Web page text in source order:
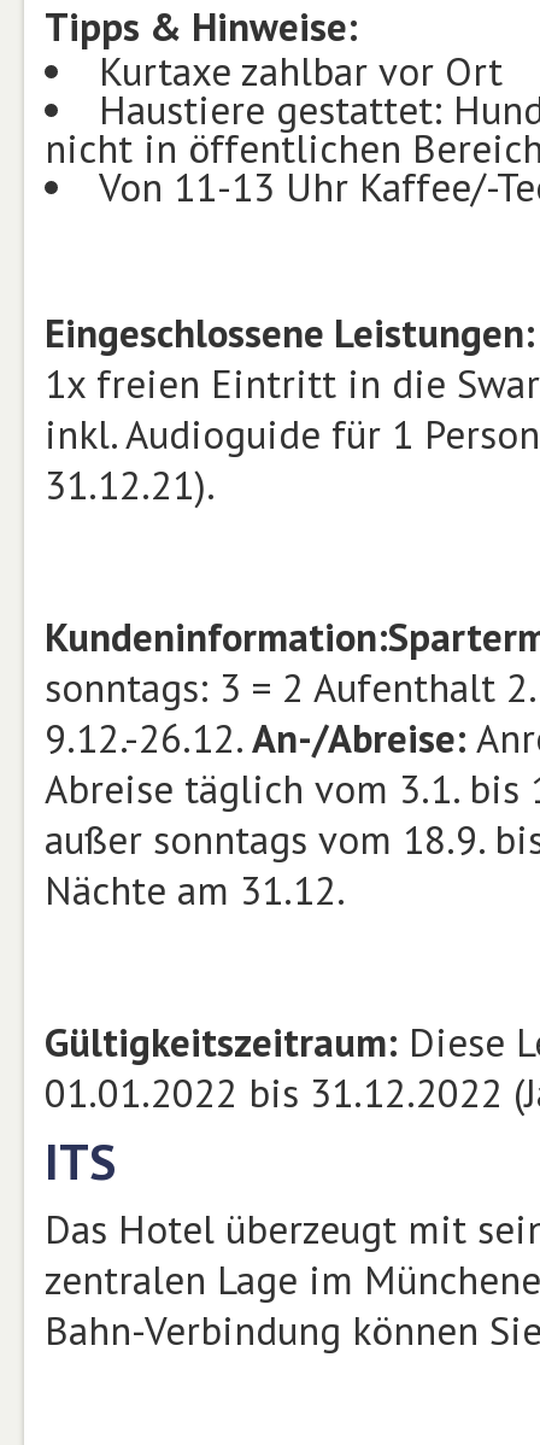
Tipps & Hinweise:
Kurtaxe zahlbar vor Ort
Haustiere gestattet:
nicht in öffentlichen
Von 11-13 Uhr Kaffee/-
Eingeschlossene Leistungen:
1x freien Eintritt in die
inkl. Audioguide für 1
31.12.21).
Kundeninformation:
sonntags: 3 = 2 Aufenthalt
9.12.-26.12.An-/Abreise:
Abreise täglich vom 3.1. bis
außer sonntags vom 18.9.
Nächte am 31.12.
Gültigkeitszeitraum: Diese
01.01.2022 bis 31.12.2022
ITS
Das Hotel überzeugt mit
zentralen Lage im
Bahn-Verbindung können